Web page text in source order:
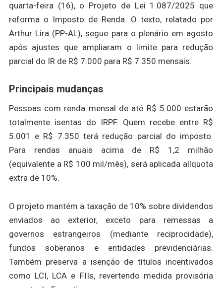
quarta-feira (16), o Projeto de Lei 1.087/2025 que
reforma o Imposto de Renda. O texto, relatado por
Arthur Lira (PP-AL), segue para o plenário em agosto
após ajustes que ampliaram o limite para redução
parcial do IR de R$ 7.000 para R$ 7.350 mensais.
Principais mudanças
Pessoas com renda mensal de até R$ 5.000 estarão
totalmente isentas do IRPF. Quem recebe entre R$
5.001 e R$ 7.350 terá redução parcial do imposto.
Para rendas anuais acima de R$ 1,2 milhão
(equivalente a R$ 100 mil/mês), será aplicada alíquota
extra de 10%.
O projeto mantém a taxação de 10% sobre dividendos
enviados ao exterior, exceto para remessas a
governos estrangeiros (mediante reciprocidade),
fundos soberanos e entidades previdenciárias.
Também preserva a isenção de títulos incentivados
como LCI, LCA e FIIs, revertendo medida provisória